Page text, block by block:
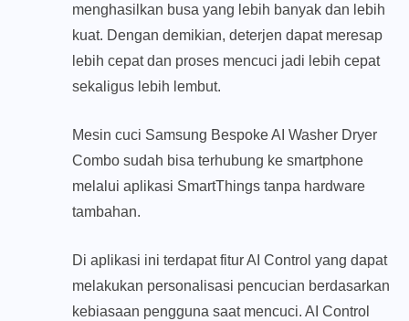
menghasilkan busa yang lebih banyak dan lebih
kuat. Dengan demikian, deterjen dapat meresap
lebih cepat dan proses mencuci jadi lebih cepat
sekaligus lebih lembut.
Mesin cuci Samsung Bespoke AI Washer Dryer
Combo sudah bisa terhubung ke smartphone
melalui aplikasi SmartThings tanpa hardware
tambahan.
Di aplikasi ini terdapat fitur AI Control yang dapat
melakukan personalisasi pencucian berdasarkan
kebiasaan pengguna saat mencuci. AI Control